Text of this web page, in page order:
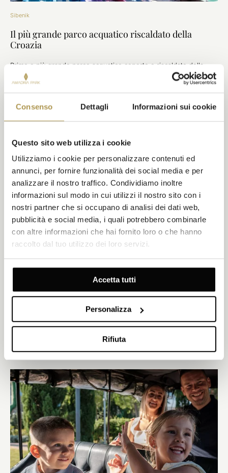
Consenso Dettagli Informazioni sui cookie
Questo sito web utilizza i cookie
Utilizziamo i cookie per personalizzare contenuti ed
annunci, per fornire funzionalità dei social media e per
analizzare il nostro traffico. Condividiamo inoltre
informazioni sul modo in cui utilizzi il nostro sito con i
nostri partner che si occupano di analisi dei dati web,
pubblicità e social media, i quali potrebbero combinarle
con altre informazioni che hai fornito loro o che hanno
raccolto dal tuo utilizzo dei loro servizi.
Accetta tutti
Personalizza
Rifiuta
Sibenik
Il più grande parco acquatico riscaldato della
Croazia
Primo e più grande parco acquatico coperto e riscaldato della
Croazia, è un luogo dove le famiglie ridono, si bagnano e si
rilassano tutto l’anno.
DISCOVER
Un’esperienza unica di colazione condivisa
La colazione in questo ambiente è più di un semplice pasto – è
un rilassato rituale dalmata che celebra l’inizio di una nuova
DISCOVER